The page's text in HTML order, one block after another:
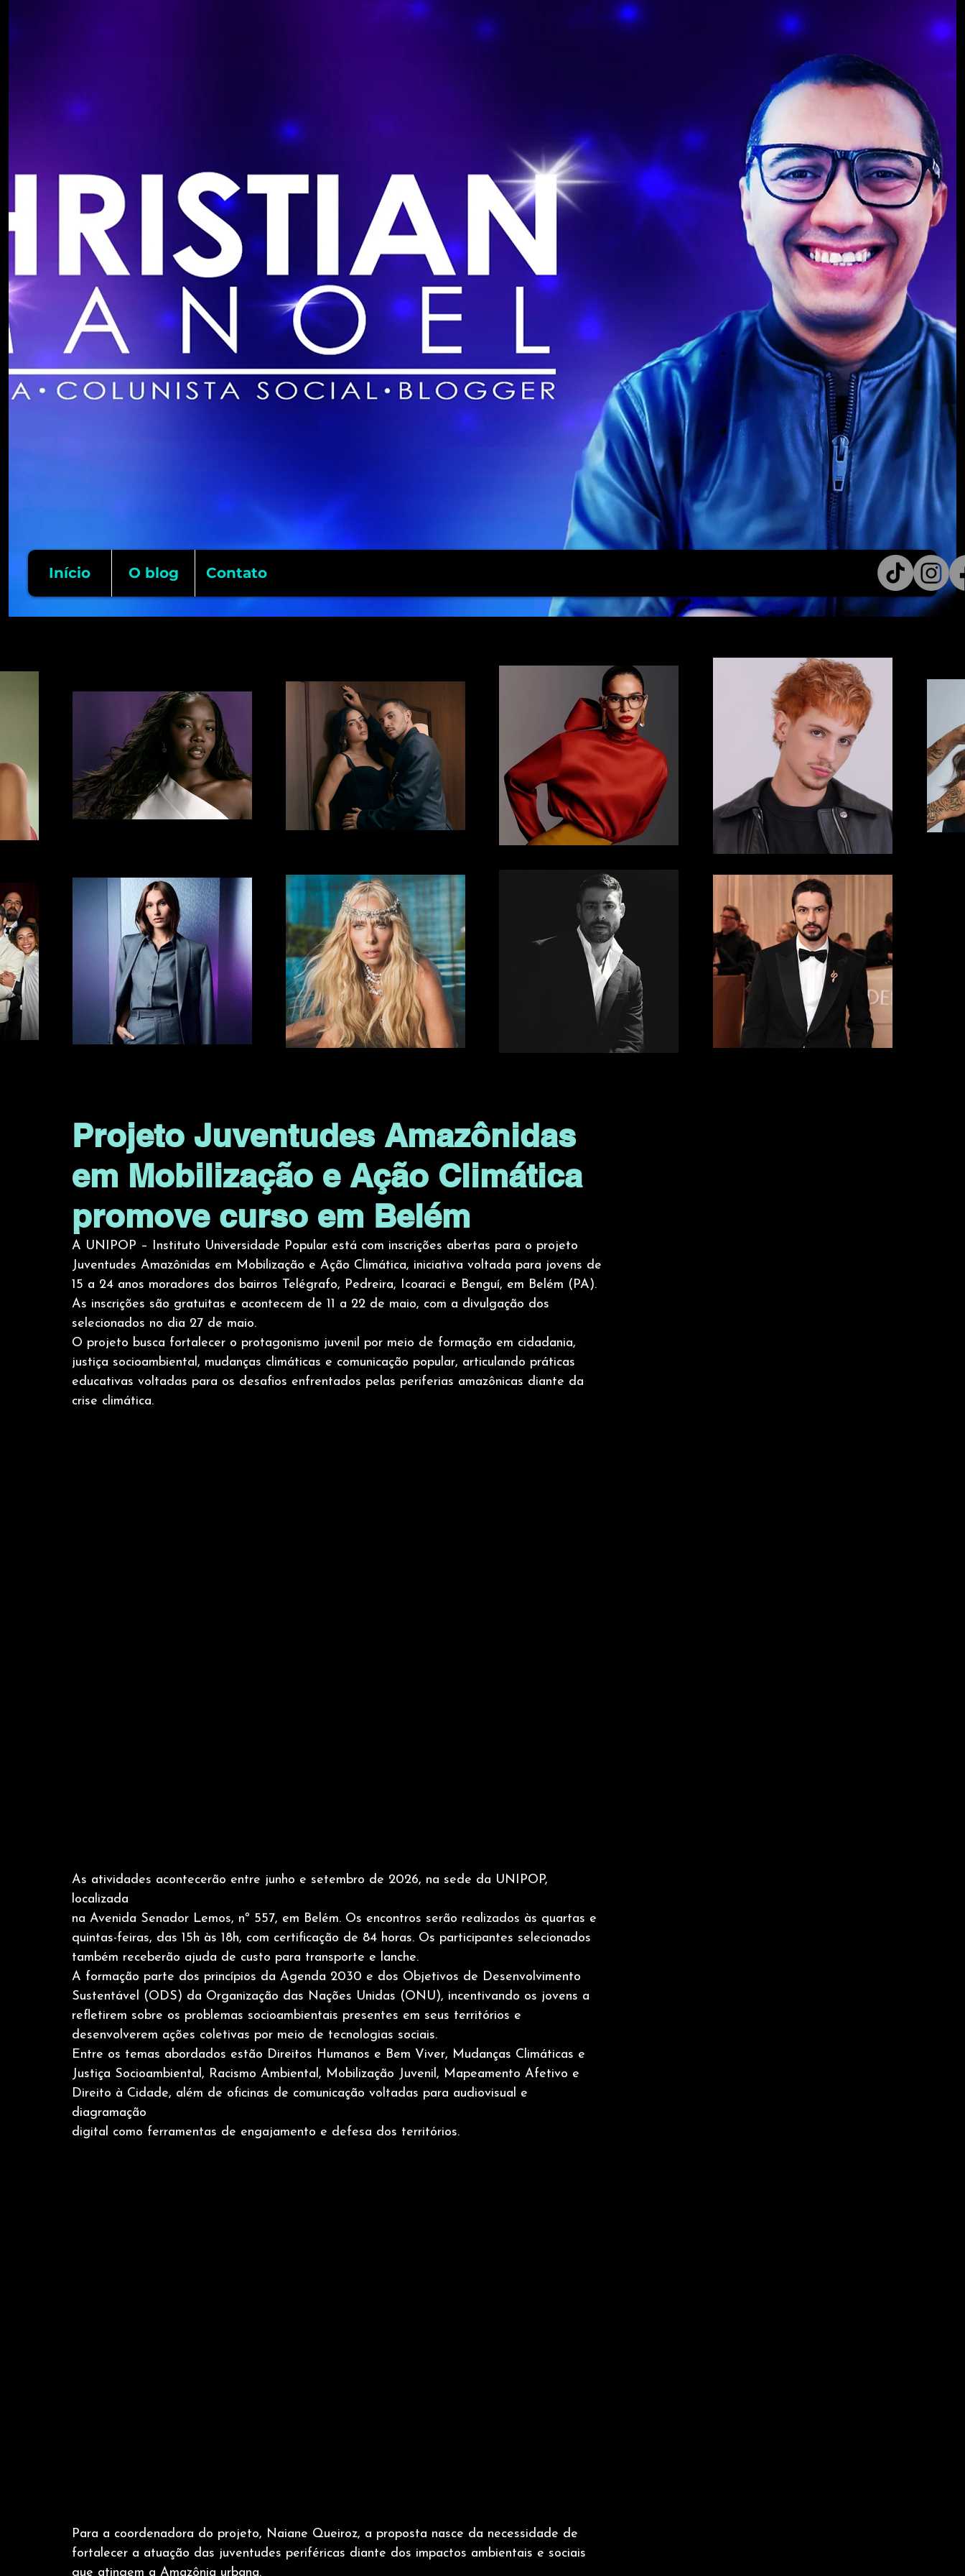
Início O blog Contato
Projeto Juventudes Amazônidas
em Mobilização e Ação Climática
promove curso em Belém
A UNIPOP – Instituto Universidade Popular está com inscrições abertas para o projeto
Juventudes Amazônidas em Mobilização e Ação Climática, iniciativa voltada para jovens de
15 a 24 anos moradores dos bairros Telégrafo, Pedreira, Icoaraci e Benguí, em Belém (PA).
As inscrições são gratuitas e acontecem de 11 a 22 de maio, com a divulgação dos
selecionados no dia 27 de maio.
O projeto busca fortalecer o protagonismo juvenil por meio de formação em cidadania,
justiça socioambiental, mudanças climáticas e comunicação popular, articulando práticas
educativas voltadas para os desafios enfrentados pelas periferias amazônicas diante da
crise climática.
As atividades acontecerão entre junho e setembro de 2026, na sede da UNIPOP,
localizada
na Avenida Senador Lemos, nº 557, em Belém. Os encontros serão realizados às quartas e
quintas-feiras, das 15h às 18h, com certificação de 84 horas. Os participantes selecionados
também receberão ajuda de custo para transporte e lanche.
A formação parte dos princípios da Agenda 2030 e dos Objetivos de Desenvolvimento
Sustentável (ODS) da Organização das Nações Unidas (ONU), incentivando os jovens a
refletirem sobre os problemas socioambientais presentes em seus territórios e
desenvolverem ações coletivas por meio de tecnologias sociais.
Entre os temas abordados estão Direitos Humanos e Bem Viver, Mudanças Climáticas e
Justiça Socioambiental, Racismo Ambiental, Mobilização Juvenil, Mapeamento Afetivo e
Direito à Cidade, além de oficinas de comunicação voltadas para audiovisual e
diagramação
digital como ferramentas de engajamento e defesa dos territórios.
Para a coordenadora do projeto, Naiane Queiroz, a proposta nasce da necessidade de
fortalecer a atuação das juventudes periféricas diante dos impactos ambientais e sociais
que atingem a Amazônia urbana.